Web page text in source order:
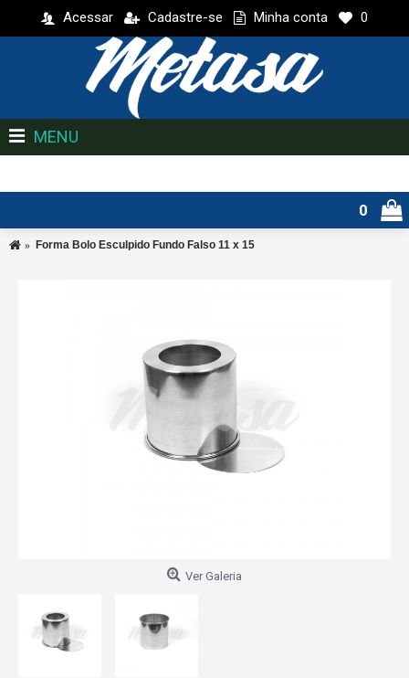
Acessar Cadastre-se Minha conta 0
MENU
0
Forma Bolo Esculpido Fundo Falso 11 x 15
Ver Galeria